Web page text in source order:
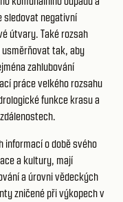
sledovat negativní
útvary. Také rozsah
tak, aby
zahlubování
práce velkého rozsahu
funkce krasu a
informací o době svého
a kultury, mají
a úrovni vědeckých
zničené při výkopech v